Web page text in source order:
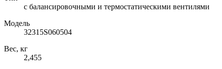
с балансировочными и термостатическими вентилями
Модель
32315S060504
Вес, кг
2,455